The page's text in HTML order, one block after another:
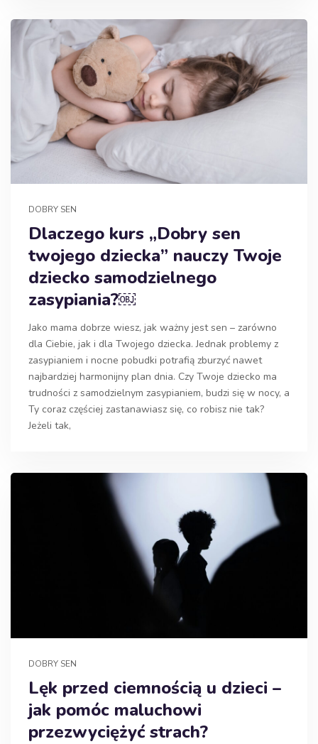
DOBRY SEN
Dlaczego kurs „Dobry sen
twojego dziecka” nauczy Twoje
dziecko samodzielnego
zasypiania?￼
Jako mama dobrze wiesz, jak ważny jest sen – zarówno
dla Ciebie, jak i dla Twojego dziecka. Jednak problemy z
zasypianiem i nocne pobudki potrafią zburzyć nawet
najbardziej harmonijny plan dnia. Czy Twoje dziecko ma
trudności z samodzielnym zasypianiem, budzi się w nocy, a
Ty coraz częściej zastanawiasz się, co robisz nie tak?
Jeżeli tak,
DOBRY SEN
Lęk przed ciemnością u dzieci –
jak pomóc maluchowi
przezwyciężyć strach?